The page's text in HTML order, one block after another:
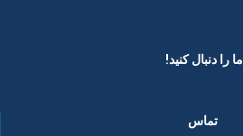
ما را دنبال کنید! ​
تماس